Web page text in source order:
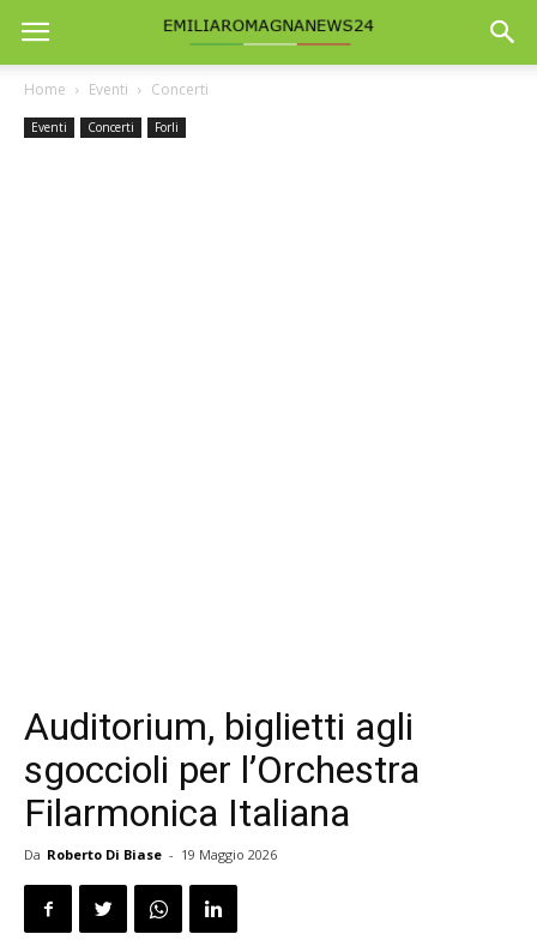
Home Eventi Concerti
Eventi Concerti Forli
Auditorium, biglietti agli
sgoccioli per l’Orchestra
Filarmonica Italiana
Da Roberto Di Biase - 19 Maggio 2026